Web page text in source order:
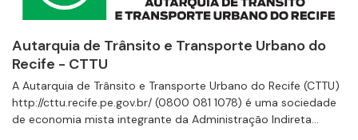
Autarquia de Trânsito e Transporte Urbano do
Recife - CTTU
A Autarquia de Trânsito e Transporte Urbano do Recife (CTTU)
http://cttu.recife.pe.gov.br/ (0800 081 1078) é uma sociedade
de economia mista integrante da Administração Indireta...